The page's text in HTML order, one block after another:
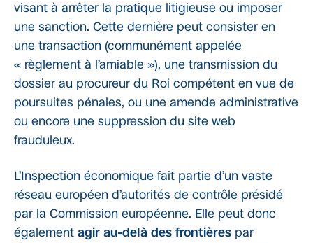
visant à arrêter la pratique litigieuse ou imposer
une sanction. Cette dernière peut consister en
une transaction (communément appelée
« règlement à l’amiable »), une transmission du
dossier au procureur du Roi compétent en vue de
poursuites pénales, ou une amende administrative
ou encore une suppression du site web
frauduleux.
L’Inspection économique fait partie d’un vaste
réseau européen d’autorités de contrôle présidé
par la Commission européenne. Elle peut donc
également agir au-delà des frontières par